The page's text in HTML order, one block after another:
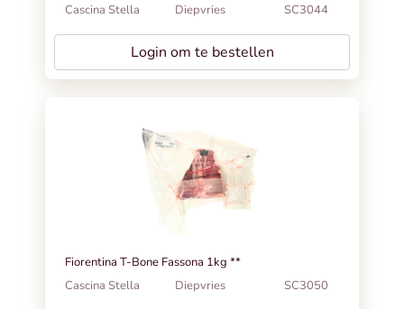
Cascina Stella
Diepvries SC3044
Login om te bestellen
Fiorentina T-Bone Fassona 1kg **
Cascina Stella
Diepvries SC3050